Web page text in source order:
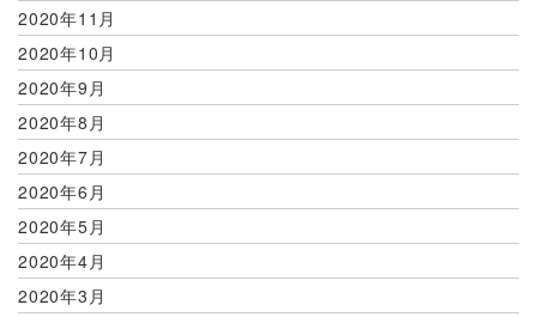
2020年11月
2020年10月
2020年9月
2020年8月
2020年7月
2020年6月
2020年5月
2020年4月
2020年3月